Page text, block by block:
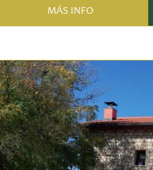
MÁS INFO